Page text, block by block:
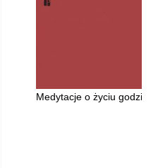
Medytacje o życiu godziwym